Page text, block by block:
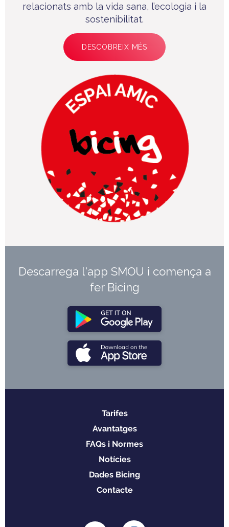
relacionats amb la vida sana, l’ecologia i la
sostenibilitat.
DESCOBREIX MÉS
Descarrega l'app SMOU i comença a
fer Bicing
Tarifes
Avantatges
FAQs i Normes
Notícies
Dades Bicing
Contacte